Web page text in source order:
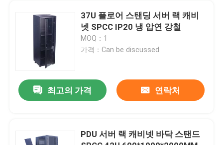
37U 플로어 스탠딩 서버 랙 캐비
넷 SPCC IP20 냉 압연 강철
MOQ：1
가격：Can be discussed
최고의 가격 연락처
PDU 서버 랙 캐비넷 바닥 스탠드